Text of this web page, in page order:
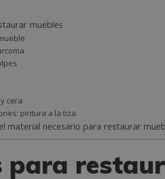
muebles
cera
pintura a la tiza
material necesario para restaurar
para